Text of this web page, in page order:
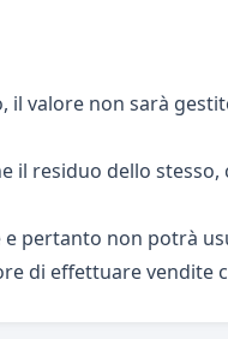
il valore non sarà
il residuo dello
pertanto non potrà
di effettuare vendite